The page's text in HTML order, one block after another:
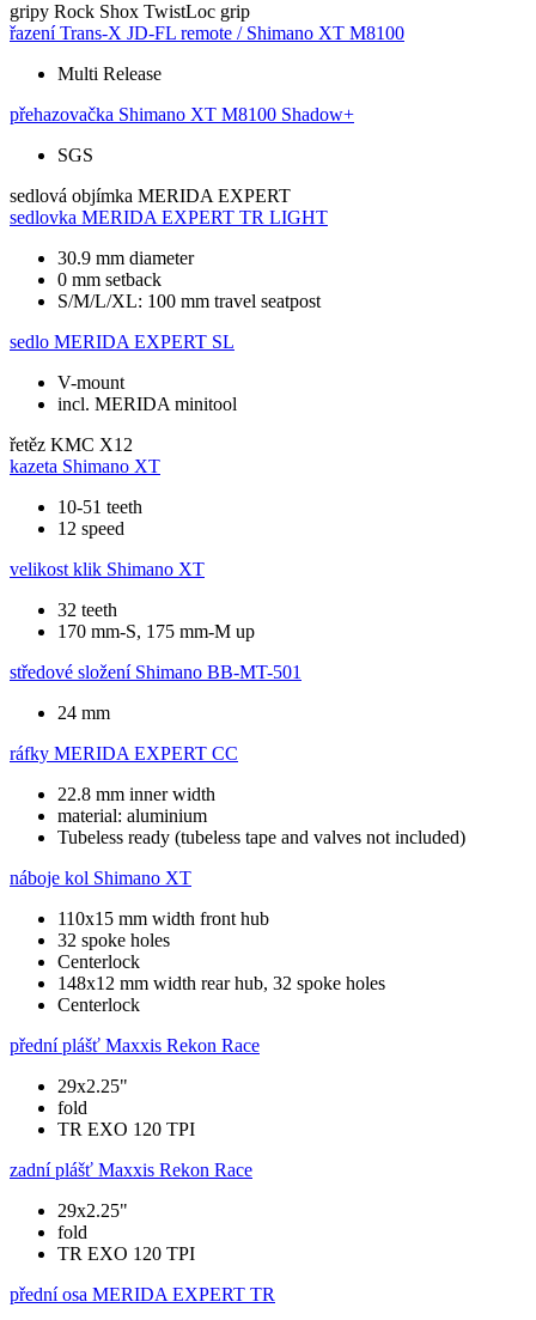
gripy Rock Shox TwistLoc grip
řazení Trans-X JD-FL remote / Shimano XT M8100
Multi Release
přehazovačka Shimano XT M8100 Shadow+
SGS
sedlová objímka MERIDA EXPERT
sedlovka MERIDA EXPERT TR LIGHT
30.9 mm diameter
0 mm setback
S/M/L/XL: 100 mm travel seatpost
sedlo MERIDA EXPERT SL
V-mount
incl. MERIDA minitool
řetěz KMC X12
kazeta Shimano XT
10-51 teeth
12 speed
velikost klik Shimano XT
32 teeth
170 mm-S, 175 mm-M up
středové složení Shimano BB-MT-501
24 mm
ráfky MERIDA EXPERT CC
22.8 mm inner width
material: aluminium
Tubeless ready (tubeless tape and valves not included)
náboje kol Shimano XT
110x15 mm width front hub
32 spoke holes
Centerlock
148x12 mm width rear hub, 32 spoke holes
Centerlock
přední plášť Maxxis Rekon Race
29x2.25"
fold
TR EXO 120 TPI
zadní plášť Maxxis Rekon Race
29x2.25"
fold
TR EXO 120 TPI
přední osa MERIDA EXPERT TR